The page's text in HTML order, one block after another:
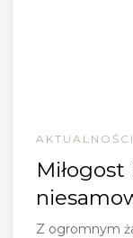
AKTUALNOŚCI
Z ogromnym